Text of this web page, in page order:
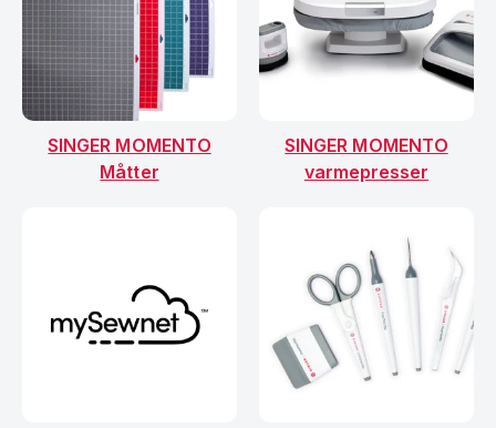
SINGER MOMENTO
Måtter
SINGER MOMENTO
varmepresser